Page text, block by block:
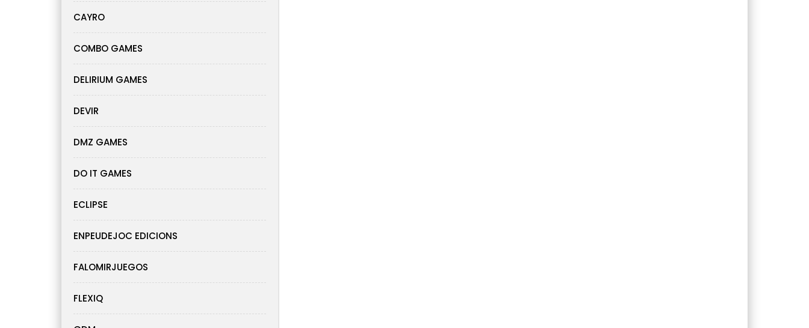
CAYRO
COMBO GAMES
DELIRIUM GAMES
DEVIR
DMZ GAMES
DO IT GAMES
ECLIPSE
ENPEUDEJOC EDICIONS
FALOMIRJUEGOS
FLEXIQ